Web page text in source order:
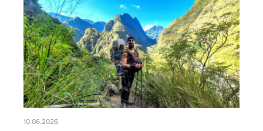
10.06.2026.